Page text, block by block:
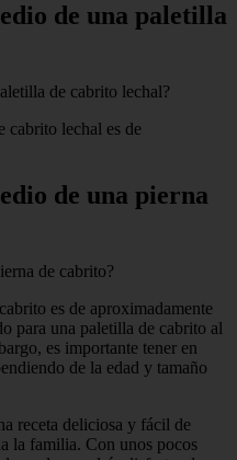
de una paletilla
de cabrito lechal?
cabrito lechal es de
de una pierna
de cabrito?
es de aproximadamente
para una paletilla de cabrito al
es importante tener en
de la edad y tamaño
receta deliciosa y fácil de
la familia. Con unos pocos